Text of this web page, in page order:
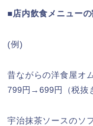
■店内飲食メニューの
(例)
昔ながらの洋食屋オ
799円→699円（税抜
宇治抹茶ソースのソ